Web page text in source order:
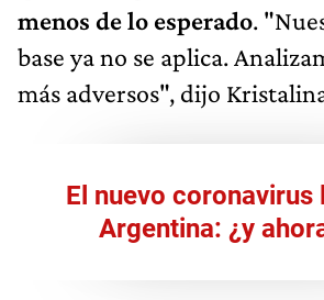
menos de lo esperado.
base ya no se aplica.
más adversos", dijo
El nuevo coronavirus
Argentina: ¿y